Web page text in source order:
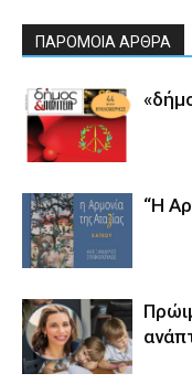
ΠΑΡΟΜΟΙΑ ΑΡΘΡΑ
“Η